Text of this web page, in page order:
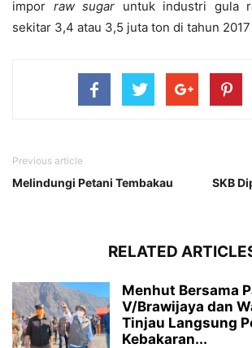
impor raw sugar untuk industri gula
sekitar 3,4 atau 3,5 juta ton di tahun
Previous article
Melindungi Petani Tembakau
SKB
RELATED
Menhut Bersama
V/Brawijaya dan
Tinjau Langsung
Kebakaran...